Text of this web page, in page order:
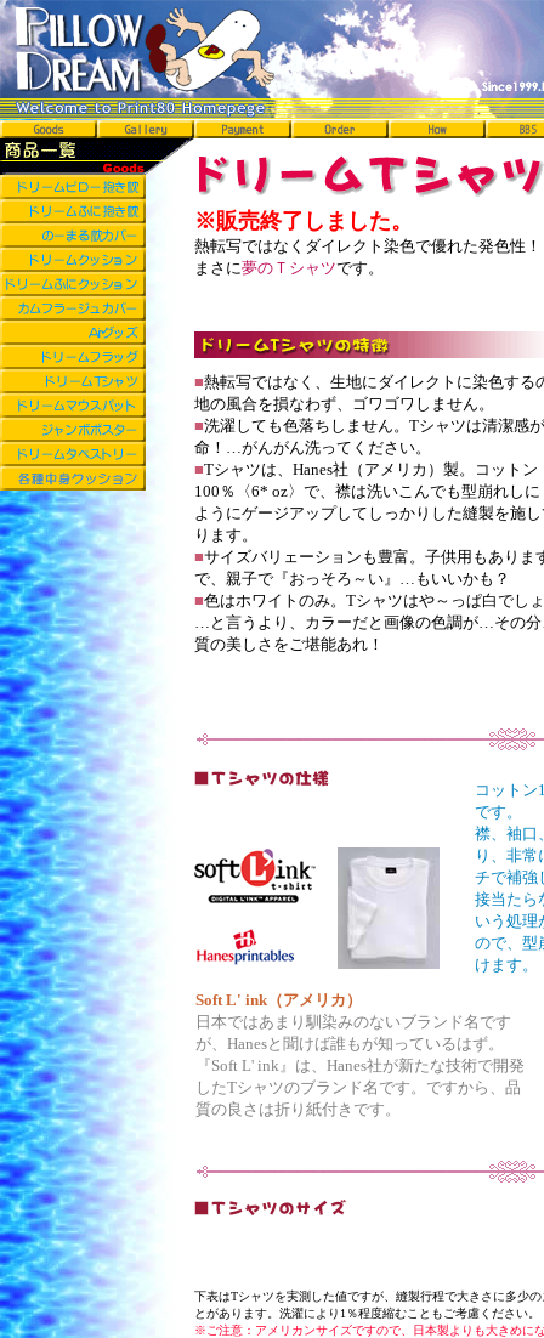
※販売終了しました。
熱転写ではなくダイレクト染色で優れた発色性！
まさに夢のＴシャツです。
■熱転写ではなく、生地にダイレクトに染色する
地の風合を損なわず、ゴワゴワしません。
■洗濯しても色落ちしません。Tシャツは清潔感が
命！…がんがん洗ってください。
■Tシャツは、Hanes社（アメリカ）製。コットン
100％〈6* oz〉で、襟は洗いこんでも型崩れしに
ようにゲージアップしてしっかりした縫製を施
ります。
■サイズバリェーションも豊富。子供用もありま
で、親子で『おっそろ～い』…もいいかも？
■色はホワイトのみ。Tシャツはや～っぱ白でし
…と言うより、カラーだと画像の色調が…その分
質の美しさをご堪能あれ！
コットン
です。
襟、袖口
り、非常
チで補強
接当たら
いう処理
ので、型
けます。
Soft L' ink（アメリカ）
日本ではあまり馴染みのないブランド名です
が、Hanesと聞けば誰もが知っているはず。
『Soft L' ink』は、Hanes社が新たな技術で開発
したTシャツのブランド名です。ですから、品
質の良さは折り紙付きです。
下表はTシャツを実測した値ですが、縫製行程で大きさに多少
とがあります。洗濯により1％程度縮むこともご考慮ください。
※ご注意：アメリカンサイズですので、日本製よりも大きめに